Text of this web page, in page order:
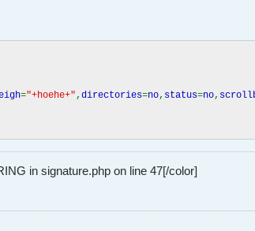
="+hoehe+", directories=no, status=no,
in signature.php on line 47[/color]